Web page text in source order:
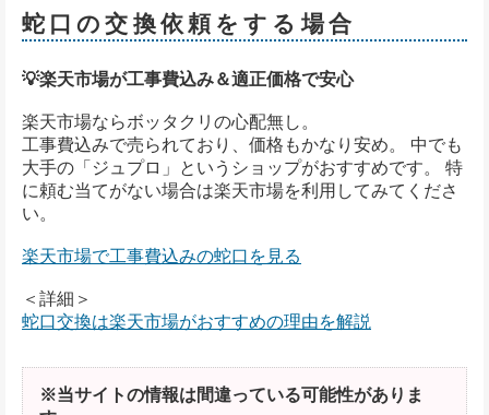
蛇口の交換依頼をする場合
💡楽天市場が工事費込み＆適正価格で安心
楽天市場ならボッタクリの心配無し。
工事費込みで売られており、価格もかなり安め。 中でも
大手の「ジュプロ」というショップがおすすめです。 特
に頼む当てがない場合は楽天市場を利用してみてくださ
い。
楽天市場で工事費込みの蛇口を見る
＜詳細＞
蛇口交換は楽天市場がおすすめの理由を解説
※当サイトの情報は間違っている可能性がありま